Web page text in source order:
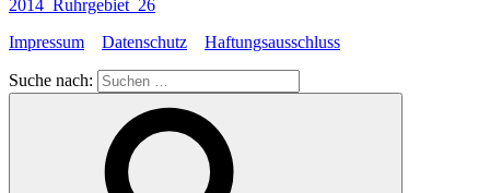
2014_Ruhrgebiet_26
Impressum
Datenschutz Haftungsausschluss
Suche nach: